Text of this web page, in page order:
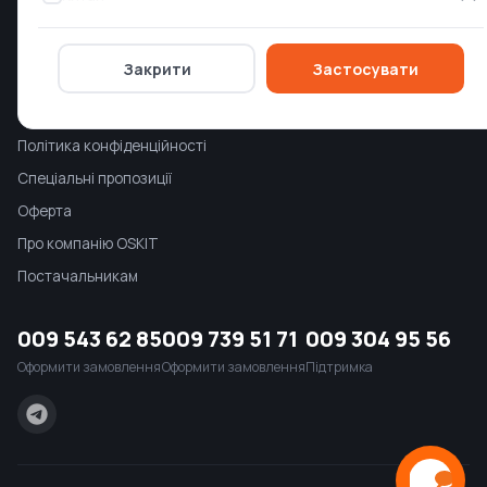
Закрити Застосувати
Контакти
Політика конфіденційності
Спеціальні пропозиції
Оферта
Про компанію OSKIT
Постачальникам
009 543 62 85
Оформити замовлення
009 739 51 71
Оформити замовлення
009 304 95 56
Підтримка